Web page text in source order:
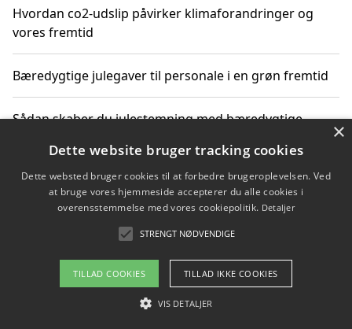
Hvordan co2-udslip påvirker klimaforandringer og
vores fremtid
Bæredygtige julegaver til personale i en grøn fremtid
Sådan skaber du julestemning med bæredygtige
Sådan skaber du et bæredygtigt hjem med familien i
Copyright 2026 - Pilanto Aps
Om / kontakt
×
Dette website bruger tracking cookies
Dette websted bruger cookies til at forbedre brugeroplevelsen. Ved
at bruge vores hjemmeside accepterer du alle cookies i
overensstemmelse med vores cookiepolitik. Detaljer
STRENGT NØDVENDIGE
TILLAD COOKIES TILLAD IKKE COOKIES
VIS DETALJER